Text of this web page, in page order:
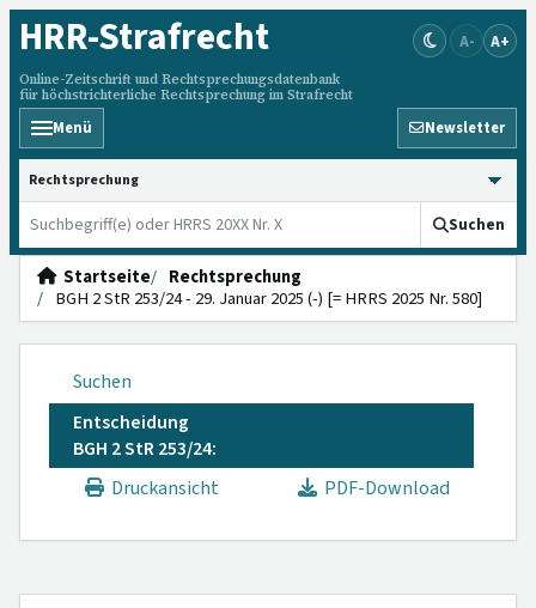
HRR-Strafrecht
Online-Zeitschrift und Rechtsprechungsdatenbank
für höchstrichterliche Rechtsprechung im Strafrecht
A- A+
Menü Newsletter
HRRS durchsuchen
Suchen
Startseite
Rechtsprechung
BGH 2 StR 253/24 - 29. Januar 2025 (-) [= HRRS 2025 Nr. 580]
Suchen
Entscheidung
BGH 2 StR 253/24:
Druckansicht
PDF-Download